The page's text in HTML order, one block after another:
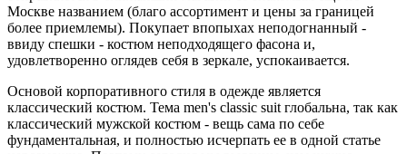
Москве названием (благо ассортимент и цены за границей
более приемлемы). Покупает впопыхах неподогнанный -
ввиду спешки - костюм неподходящего фасона и,
удовлетворенно оглядев себя в зеркале, успокаивается.
Основой корпоративного стиля в одежде является
классический костюм. Тема men's classic suit глобальна, так как
классический мужской костюм - вещь сама по себе
фундаментальная, и полностью исчерпать ее в одной статье